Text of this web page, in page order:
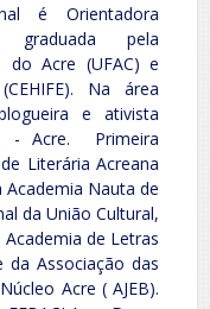
é Orientadora
graduada pela
do Acre (UFAC) e
Na área
e ativista
- Acre. Primeira
Literária Acreana
Nauta de
da União Cultural,
de Letras
da Associação das
Acre ( AJEB).